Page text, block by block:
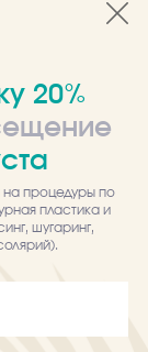
20%
процедуры по
пластика и
шугаринг,